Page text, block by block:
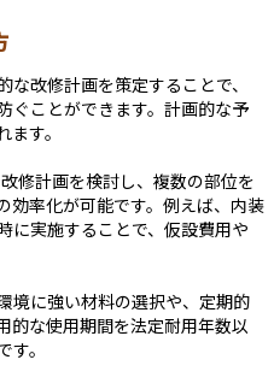
改修計画を策定することで、
ぐことができます。計画的な予
す。
修計画を検討し、複数の部位を
効率化が可能です。例えば、内装
に実施することで、仮設費用や
境に強い材料の選択や、定期的
的な使用期間を法定耐用年数以
。